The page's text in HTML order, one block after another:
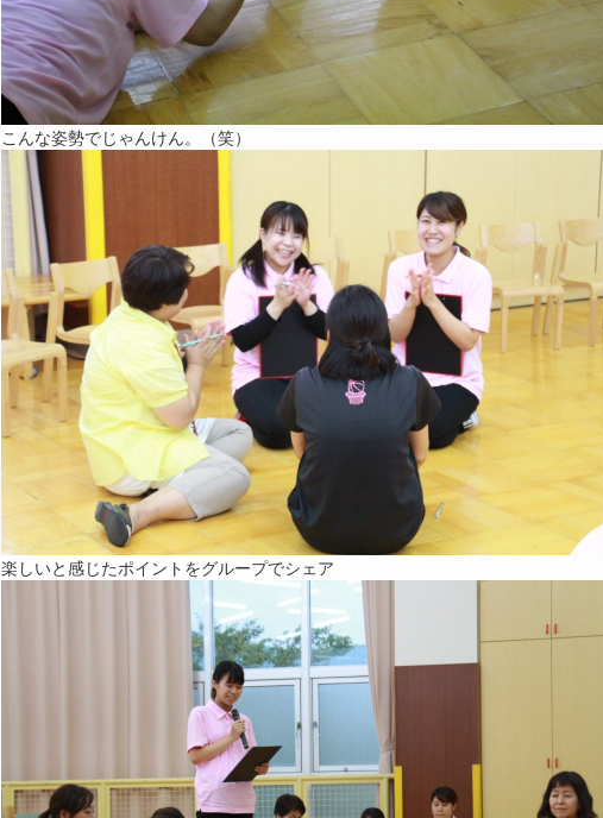
こんな姿勢でじゃんけん。（笑）
楽しいと感じたポイントをグループでシェア